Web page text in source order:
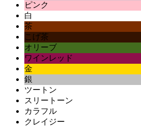
ピンク
白
茶
こげ茶
オリーブ
ワインレッド
金
銀
ツートン
スリートーン
カラフル
クレイジー